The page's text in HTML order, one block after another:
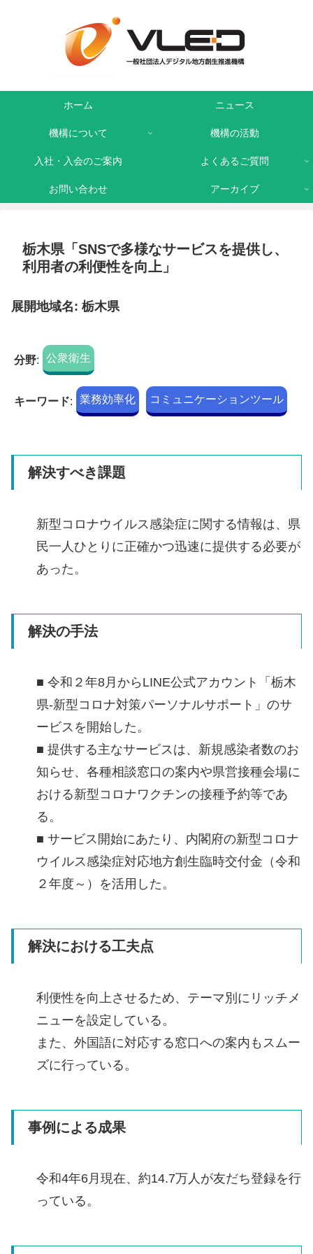
ホーム ニュース
機構について 機構の活動
入社・入会のご案内 よくあるご質問
お問い合わせ アーカイブ
栃木県「SNSで多様なサービスを提供し、
利用者の利便性を向上」
展開地域名: 栃木県
分野: 公衆衛生
キーワード: 業務効率化 コミュニケーションツール
解決すべき課題
新型コロナウイルス感染症に関する情報は、県
民一人ひとりに正確かつ迅速に提供する必要が
あった。
解決の手法
■ 令和２年8月からLINE公式アカウント「栃木
県-新型コロナ対策パーソナルサポート」のサ
ービスを開始した。
■ 提供する主なサービスは、新規感染者数のお
知らせ、各種相談窓口の案内や県営接種会場に
おける新型コロナワクチンの接種予約等であ
る。
■ サービス開始にあたり、内閣府の新型コロナ
ウイルス感染症対応地方創生臨時交付金（令和
２年度～）を活用した。
解決における工夫点
利便性を向上させるため、テーマ別にリッチメ
ニューを設定している。
また、外国語に対応する窓口への案内もスムー
ズに行っている。
事例による成果
令和4年6月現在、約14.7万人が友だち登録を行
っている。